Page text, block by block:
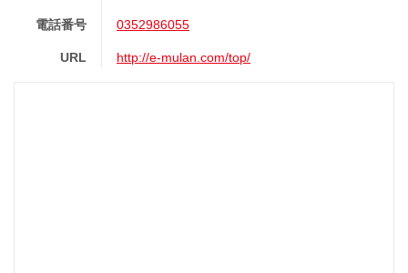
電話番号 0352986055
URL http://e-mulan.com/top/